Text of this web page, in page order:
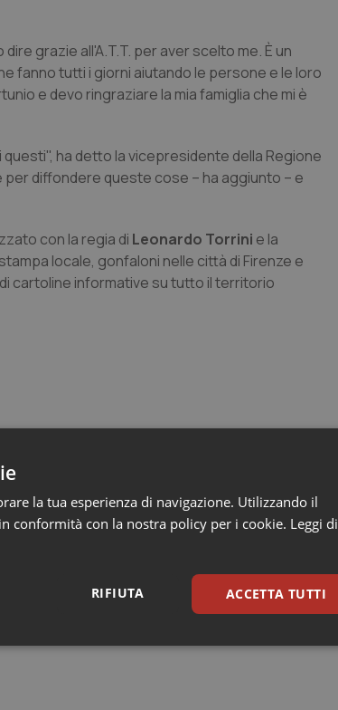
grazie all'A.T.T. per aver scelto me. È un
fanno tutti i giorni aiutando le persone e le loro
e devo ringraziare la mia famiglia che mi è
ha detto la vicepresidente della Regione
diffondere queste cose – ha aggiunto – e
con la regia di Leonardo Torrini e la
locale, gonfaloni nelle città di Firenze e
cartoline informative su tutto il territorio
la tua esperienza di navigazione. Utilizzando il
conformità con la nostra policy per i cookie. Leggi di
ACCETTA TUTTI
RIFIUTA
Statistici Marketing